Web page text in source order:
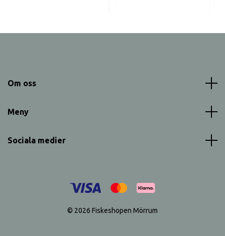
Om oss
Meny
Sociala medier
© 2026 Fiskeshopen Mörrum